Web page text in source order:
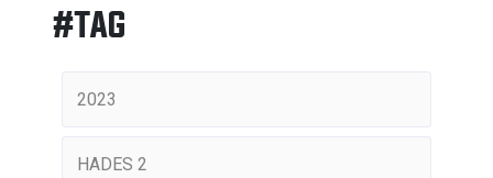
#TAG
2023
HADES 2